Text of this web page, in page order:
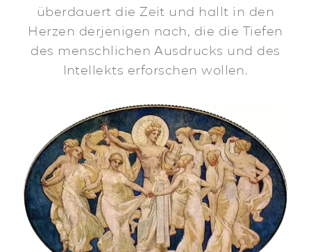
überdauert die Zeit und hallt in den
Herzen derjenigen nach, die die Tiefen
des menschlichen Ausdrucks und des
Intellekts erforschen wollen.